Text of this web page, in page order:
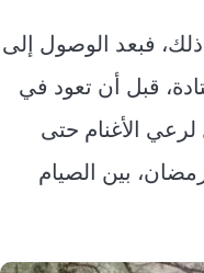
ذلك، فبعد الوصول إلى
قبل أن تعود في
الأغنام حتى
بين الصيام